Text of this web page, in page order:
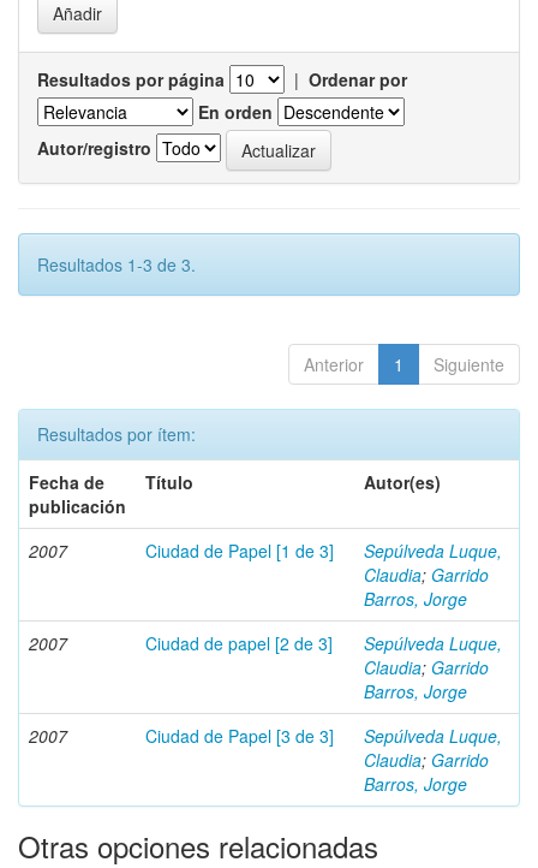
Resultados por página | Ordenar por
En orden
Autor/registro
Resultados 1-3 de 3.
Anterior 1 Siguiente
Resultados por ítem:
Fecha de
publicación
Título Autor(es)
2007 Ciudad de Papel [1 de 3]
Sepúlveda Luque,
Claudia; Garrido
Barros, Jorge
2007
Ciudad de papel [2 de 3]
Sepúlveda Luque,
Claudia; Garrido
Barros, Jorge
2007
Ciudad de Papel [3 de 3]
Sepúlveda Luque,
Claudia; Garrido
Barros, Jorge
Otras opciones relacionadas